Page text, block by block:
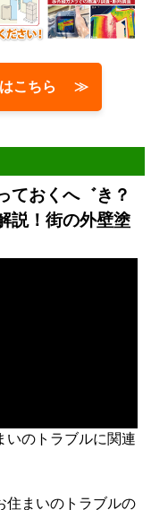
はこちら ≫
ておくへ゛き？
説！街の外壁塗
のトラブルに関連
まいのトラブルの